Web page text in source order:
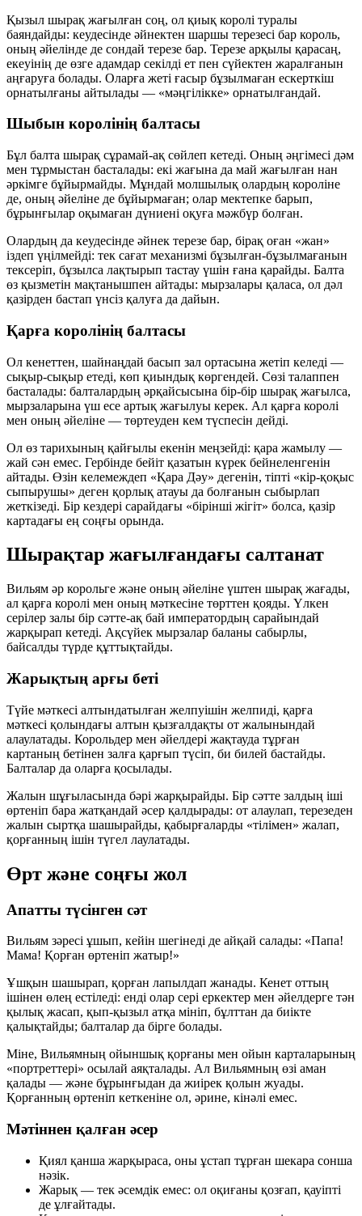
Қызыл шырақ жағылған соң, ол қиық королі туралы
баяндайды: кеудесінде әйнектен шаршы терезесі бар король,
оның әйелінде де сондай терезе бар. Терезе арқылы қарасаң,
екеуінің де өзге адамдар секілді ет пен сүйектен жаралғанын
аңғаруға болады. Оларға жеті ғасыр бұзылмаған ескерткіш
орнатылғаны айтылады — «мәңгілікке» орнатылғандай.
Шыбын королінің балтасы
Бұл балта шырақ сұрамай-ақ сөйлеп кетеді. Оның әңгімесі дәм
мен тұрмыстан басталады: екі жағына да май жағылған нан
әркімге бұйырмайды. Мұндай молшылық олардың короліне
де, оның әйеліне де бұйырмаған; олар мектепке барып,
бұрынғылар оқымаған дүниені оқуға мәжбүр болған.
Олардың да кеудесінде әйнек терезе бар, бірақ оған «жан»
іздеп үңілмейді: тек сағат механизмі бұзылған-бұзылмағанын
тексеріп, бұзылса лақтырып тастау үшін ғана қарайды. Балта
өз қызметін мақтанышпен айтады: мырзалары қаласа, ол дәл
қазірден бастап үнсіз қалуға да дайын.
Қарға королінің балтасы
Ол кенеттен, шайнаңдай басып зал ортасына жетіп келеді —
сықыр-сықыр етеді, көп қиындық көргендей. Сөзі талаппен
басталады: балталардың әрқайсысына бір-бір шырақ жағылса,
мырзаларына үш есе артық жағылуы керек. Ал қарға королі
мен оның әйеліне — төртеуден кем түспесін дейді.
Ол өз тарихының қайғылы екенін меңзейді: қара жамылу —
жай сән емес. Гербінде бейіт қазатын күрек бейнеленгенін
айтады. Өзін келемеждеп «Қара Дәу» дегенін, тіпті «кір-қоқыс
сыпырушы» деген қорлық атауы да болғанын сыбырлап
жеткізеді. Бір кездері сарайдағы «бірінші жігіт» болса, қазір
картадағы ең соңғы орында.
Шырақтар жағылғандағы салтанат
Вильям әр корольге және оның әйеліне үштен шырақ жағады,
ал қарға королі мен оның мәткесіне төрттен қояды. Үлкен
серілер залы бір сәтте-ақ бай императордың сарайындай
жарқырап кетеді. Ақсүйек мырзалар баланы сабырлы,
байсалды түрде құттықтайды.
Жарықтың арғы беті
Түйе мәткесі алтындатылған желпуішін желпиді, қарға
мәткесі қолындағы алтын қызғалдақты от жалынындай
алаулатады. Корольдер мен әйелдері жақтауда тұрған
картаның бетінен залға қарғып түсіп, би билей бастайды.
Балталар да оларға қосылады.
Жалын шұғыласында бәрі жарқырайды. Бір сәтте залдың іші
өртеніп бара жатқандай әсер қалдырады: от алаулап, терезеден
жалын сыртқа шашырайды, қабырғаларды «тілімен» жалап,
қорғанның ішін түгел лаулатады.
Өрт және соңғы жол
Апатты түсінген сәт
Вильям зәресі ұшып, кейін шегінеді де айқай салады: «Папа!
Мама! Қорған өртеніп жатыр!»
Ұшқын шашырап, қорған лапылдап жанады. Кенет оттың
ішінен өлең естіледі: енді олар сері еркектер мен әйелдерге тән
қылық жасап, қып-қызыл атқа мініп, бұлттан да биікте
қалықтайды; балталар да бірге болады.
Міне, Вильямның ойыншық қорғаны мен ойын карталарының
«портреттері» осылай аяқталады. Ал Вильямның өзі аман
қалады — және бұрынғыдан да жиірек қолын жуады.
Қорғанның өртеніп кеткеніне ол, әрине, кінәлі емес.
Мәтіннен қалған әсер
Қиял қанша жарқыраса, оны ұстап тұрған шекара сонша
нәзік.
Жарық — тек әсемдік емес: ол оқиғаны қозғап, қауіпті
де ұлғайтады.